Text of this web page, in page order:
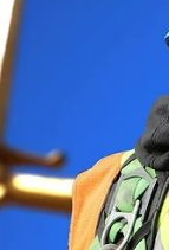
Alexandre
13 de jul. de
Sobre o
Em 2004 o
o comércio e o